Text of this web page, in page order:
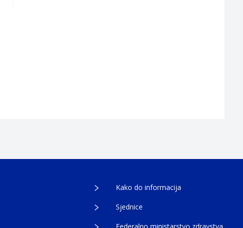
Kako do informacija
Sjednice